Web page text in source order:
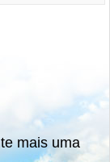
mais uma